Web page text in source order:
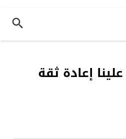
إعادة ثقة